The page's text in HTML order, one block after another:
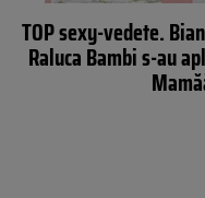
TOP sexy-vedete.
Raluca Bambi s-au